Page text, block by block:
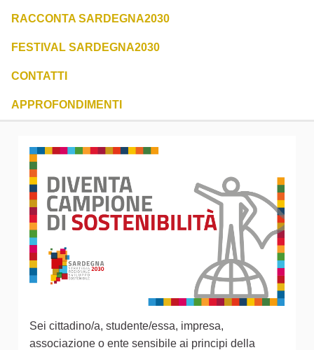
RACCONTA SARDEGNA2030
FESTIVAL SARDEGNA2030
CONTATTI
APPROFONDIMENTI
Sei cittadino/a, studente/essa, impresa,
associazione o ente sensibile ai principi della